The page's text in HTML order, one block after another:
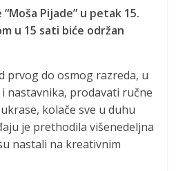
Pijade” u petak 15.
u 15 sati biće održan
prvog do osmog razreda, u
nastavnika, prodavati ručne
kolače sve u duhu
je prethodila višenedeljna
nastali na kreativnim